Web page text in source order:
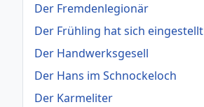
Der Fremdenlegionär
Der Frühling hat sich eingestellt
Der Handwerksgesell
Der Hans im Schnockeloch
Der Karmeliter